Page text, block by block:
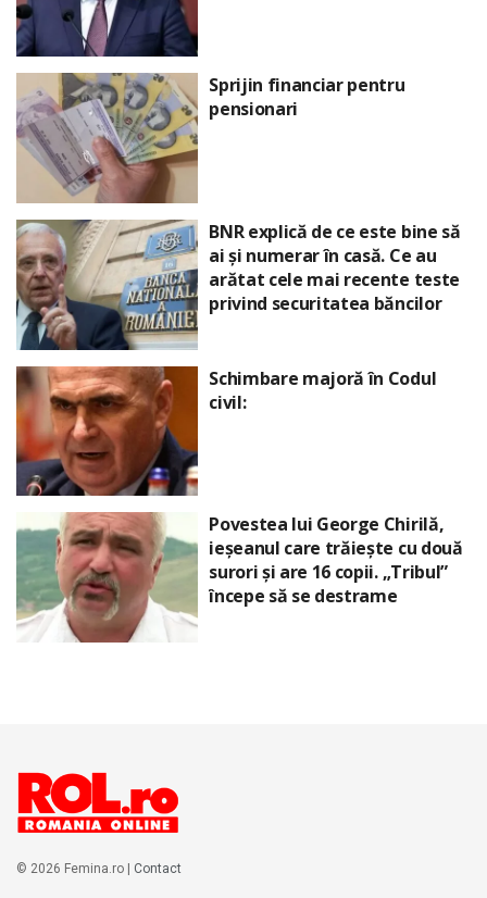
Sprijin financiar pentru
pensionari
BNR explică de ce este bine să
ai și numerar în casă. Ce au
arătat cele mai recente teste
privind securitatea băncilor
Schimbare majoră în Codul
civil:
Povestea lui George Chirilă,
ieșeanul care trăiește cu două
surori și are 16 copii. „Tribul”
începe să se destrame
© 2026 Femina.ro | Contact